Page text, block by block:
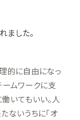
ました。
的に自由になっ
ームワークに支
いてもいい。人
ないうちに「オ